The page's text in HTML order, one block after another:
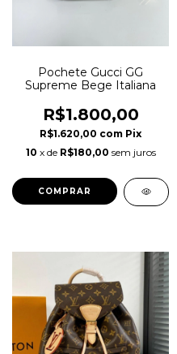
Pochete Gucci GG
Supreme Bege Italiana
R$1.800,00
R$1.620,00 com Pix
10 x de R$180,00 sem juros